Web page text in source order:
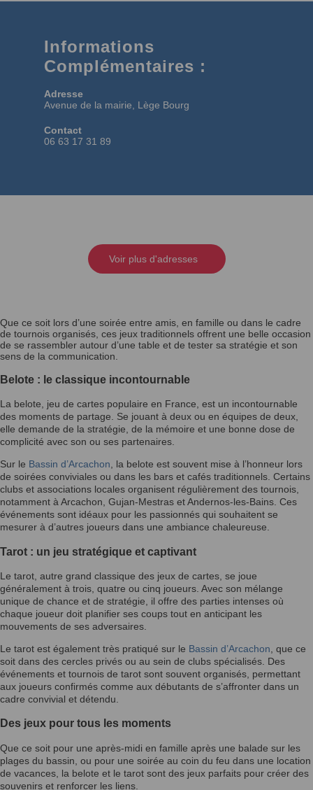
Informations
Complémentaires :
Adresse
Avenue de la mairie, Lège Bourg
Contact
06 63 17 31 89
Voir plus d'adresses
Que ce soit lors d’une soirée entre amis, en famille ou dans le cadre
de tournois organisés, ces jeux traditionnels offrent une belle occasion
de se rassembler autour d’une table et de tester sa stratégie et son
sens de la communication.
Belote : le classique incontournable
La belote, jeu de cartes populaire en France, est un incontournable
des moments de partage. Se jouant à deux ou en équipes de deux,
elle demande de la stratégie, de la mémoire et une bonne dose de
complicité avec son ou ses partenaires.
Sur le Bassin d’Arcachon, la belote est souvent mise à l’honneur lors
de soirées conviviales ou dans les bars et cafés traditionnels. Certains
clubs et associations locales organisent régulièrement des tournois,
notamment à Arcachon, Gujan-Mestras et Andernos-les-Bains. Ces
événements sont idéaux pour les passionnés qui souhaitent se
mesurer à d’autres joueurs dans une ambiance chaleureuse.
Tarot : un jeu stratégique et captivant
Le tarot, autre grand classique des jeux de cartes, se joue
généralement à trois, quatre ou cinq joueurs. Avec son mélange
unique de chance et de stratégie, il offre des parties intenses où
chaque joueur doit planifier ses coups tout en anticipant les
mouvements de ses adversaires.
Le tarot est également très pratiqué sur le Bassin d’Arcachon , que ce
soit dans des cercles privés ou au sein de clubs spécialisés. Des
événements et tournois de tarot sont souvent organisés, permettant
aux joueurs confirmés comme aux débutants de s’affronter dans un
cadre convivial et détendu.
Des jeux pour tous les moments
Que ce soit pour une après-midi en famille après une balade sur les
plages du bassin, ou pour une soirée au coin du feu dans une location
de vacances, la belote et le tarot sont des jeux parfaits pour créer des
souvenirs et renforcer les liens.